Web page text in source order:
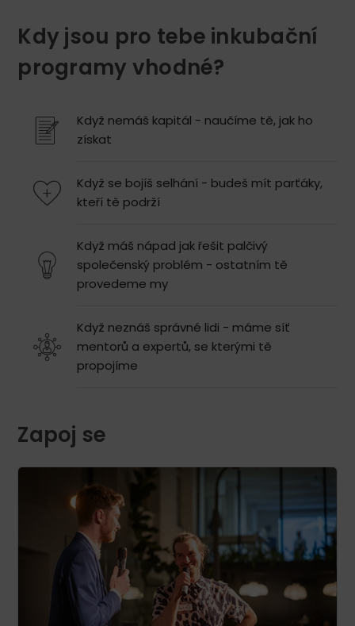
Kdy jsou pro tebe inkubační
programy vhodné?
Když nemáš kapitál - naučíme tě, jak ho
získat
Když se bojíš selhání - budeš mít parťáky,
kteří tě podrží
Když máš nápad jak řešit palčivý
společenský problém - ostatním tě
provedeme my
Když neznáš správné lidi - máme síť
mentorů a expertů, se kterými tě
propojíme
Zapoj se